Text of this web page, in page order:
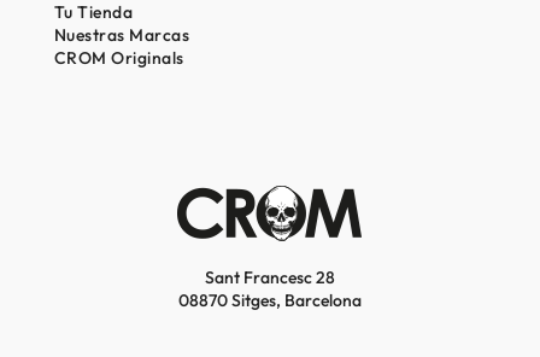
Tu Tienda
Nuestras Marcas
CROM Originals
Sant Francesc 28
08870 Sitges, Barcelona